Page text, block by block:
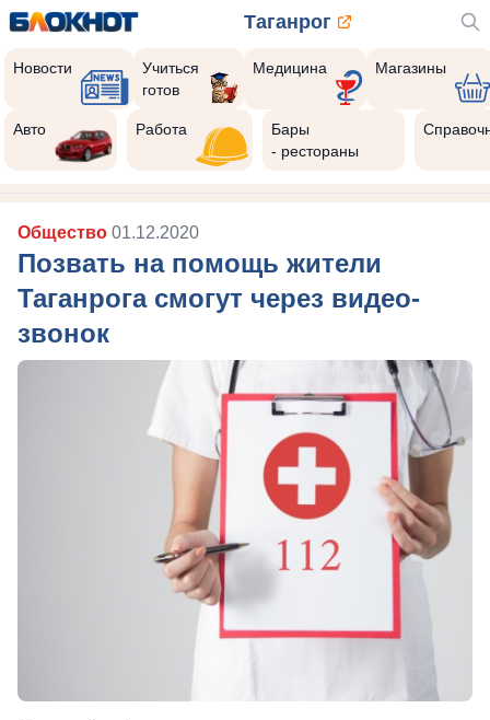
Таганрог
Новости
Учиться
готов
Медицина Магазины
Авто Работа
Бары
- рестораны
Общество 01.12.2020
Позвать на помощь жители
Таганрога смогут через видео-
звонок